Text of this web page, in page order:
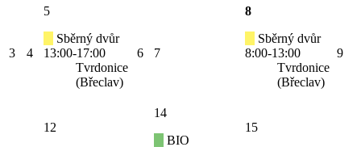
3 4
5
Sběrný dvůr
13:00-17:00
Tvrdonice
(Břeclav)
6 7
8
Sběrný dvůr
8:00-13:00
Tvrdonice
(Břeclav)
9
12
14
BIO
15